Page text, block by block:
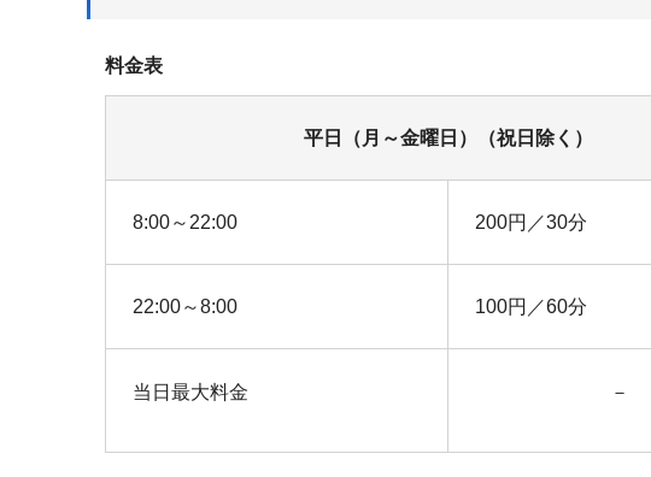
料金表
平日（月～金曜日）（祝日除く）
8:00～22:00 200円／30分
22:00～8:00 100円／60分
当日最大料金 －